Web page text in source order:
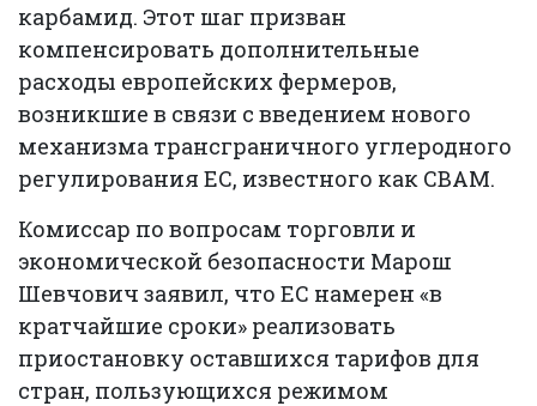
карбамид. Этот шаг призван
компенсировать дополнительные
расходы европейских фермеров,
возникшие в связи с введением нового
механизма трансграничного углеродного
регулирования ЕС, известного как CBAM.
Комиссар по вопросам торговли и
экономической безопасности Марош
Шевчович заявил, что ЕС намерен «в
кратчайшие сроки» реализовать
приостановку оставшихся тарифов для
стран, пользующихся режимом